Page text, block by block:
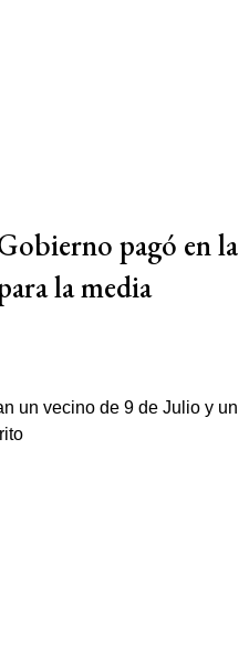
pagó en la
la media